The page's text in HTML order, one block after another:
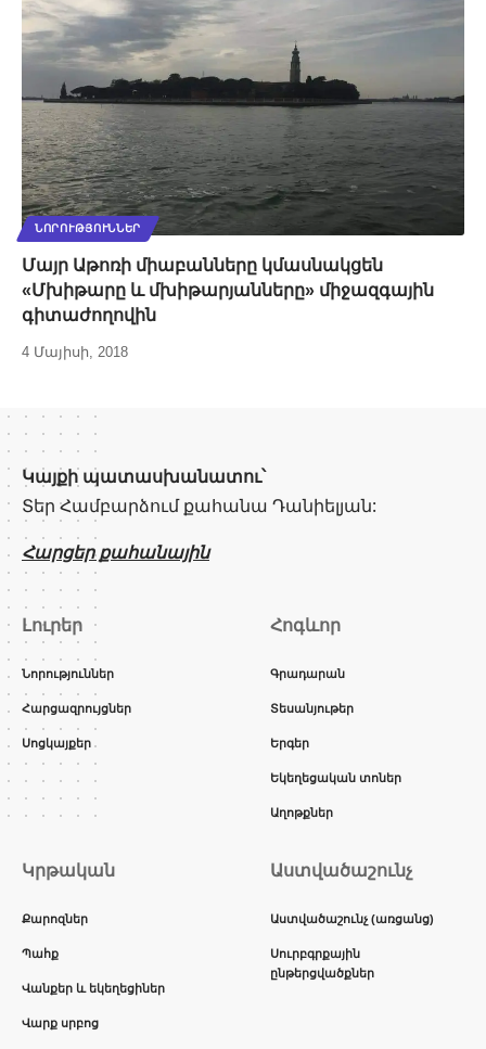
ՆՈՐՈՒԹՅՈՒՆՆԵՐ
Մայր Աթոռի միաբանները կմասնակցեն
«Մխիթարը և մխիթարյանները» միջազգային
գիտաժողովին
4 Մայիսի, 2018
Կայքի պատասխանատու՝
Տեր Համբարձում քահանա Դանիելյան:
Հարցեր քահանային
Լուրեր
Նորություններ
Հարցազրույցներ
Սոցկայքեր
Հոգևոր
Գրադարան
Տեսանյութեր
Երգեր
Եկեղեցական տոներ
Աղոթքներ
Կրթական
Քարոզներ
Պահք
Վանքեր և եկեղեցիներ
Վարք սրբոց
Աստվածաշունչ
Աստվածաշունչ (առցանց)
Սուրբգրքային
ընթերցվածքներ